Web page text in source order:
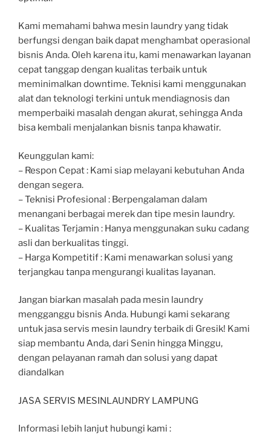
Kami memahami bahwa mesin laundry yang tidak
berfungsi dengan baik dapat menghambat operasional
bisnis Anda. Oleh karena itu, kami menawarkan layanan
cepat tanggap dengan kualitas terbaik untuk
meminimalkan downtime. Teknisi kami menggunakan
alat dan teknologi terkini untuk mendiagnosis dan
memperbaiki masalah dengan akurat, sehingga Anda
bisa kembali menjalankan bisnis tanpa khawatir.
Keunggulan kami:
– Respon Cepat : Kami siap melayani kebutuhan Anda
dengan segera.
– Teknisi Profesional : Berpengalaman dalam
menangani berbagai merek dan tipe mesin laundry.
– Kualitas Terjamin : Hanya menggunakan suku cadang
asli dan berkualitas tinggi.
– Harga Kompetitif : Kami menawarkan solusi yang
terjangkau tanpa mengurangi kualitas layanan.
Jangan biarkan masalah pada mesin laundry
mengganggu bisnis Anda. Hubungi kami sekarang
untuk jasa servis mesin laundry terbaik di Gresik! Kami
siap membantu Anda, dari Senin hingga Minggu,
dengan pelayanan ramah dan solusi yang dapat
diandalkan
JASA SERVIS MESINLAUNDRY LAMPUNG
Informasi lebih lanjut hubungi kami :